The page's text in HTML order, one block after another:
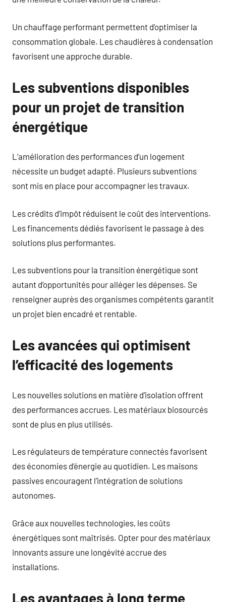
Un chauffage performant permettent d’optimiser la
consommation globale. Les chaudières à condensation
favorisent une approche durable.
Les subventions disponibles
pour un projet de transition
énergétique
L’amélioration des performances d’un logement
nécessite un budget adapté. Plusieurs subventions
sont mis en place pour accompagner les travaux.
Les crédits d’impôt réduisent le coût des interventions.
Les financements dédiés favorisent le passage à des
solutions plus performantes.
Les subventions pour la transition énergétique sont
autant d’opportunités pour alléger les dépenses. Se
renseigner auprès des organismes compétents garantit
un projet bien encadré et rentable.
Les avancées qui optimisent
l’efficacité des logements
Les nouvelles solutions en matière d’isolation offrent
des performances accrues. Les matériaux biosourcés
sont de plus en plus utilisés.
Les régulateurs de température connectés favorisent
des économies d’énergie au quotidien. Les maisons
passives encouragent l’intégration de solutions
autonomes.
Grâce aux nouvelles technologies, les coûts
énergétiques sont maîtrisés. Opter pour des matériaux
innovants assure une longévité accrue des
installations.
Les avantages à long terme